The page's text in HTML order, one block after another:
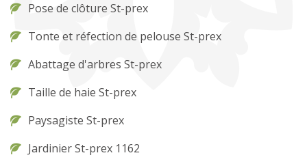
Pose de clôture St-prex
Tonte et réfection de pelouse St-prex
Abattage d'arbres St-prex
Taille de haie St-prex
Paysagiste St-prex
Jardinier St-prex 1162